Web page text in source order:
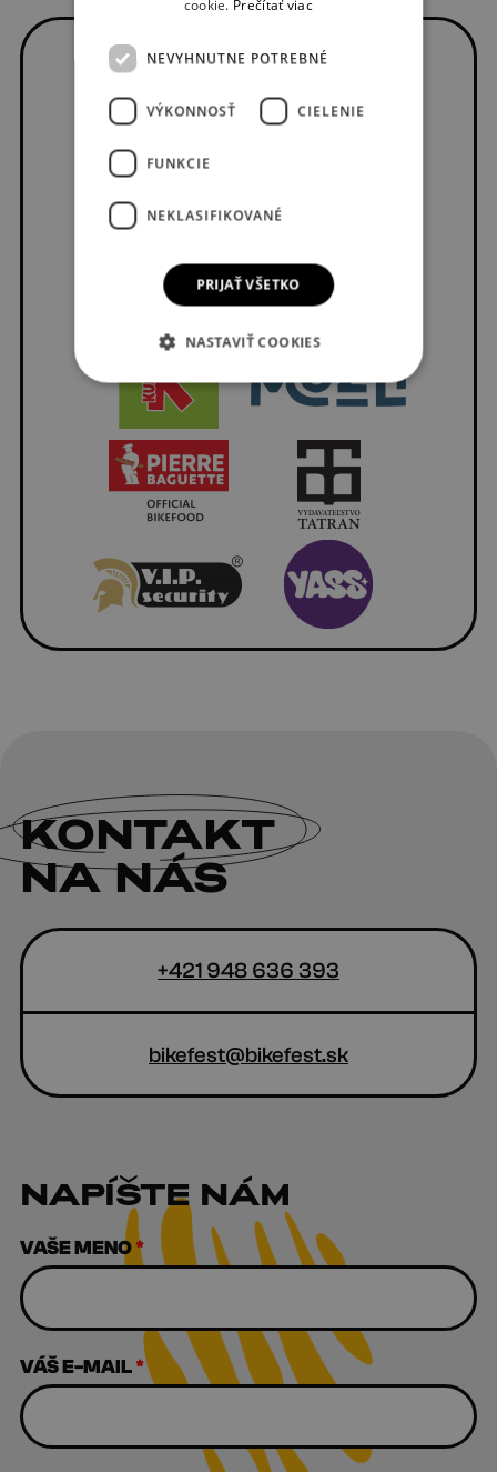
KONTAKT
NA NÁS
+421 948 636 393
bikefest@bikefest.sk
NAPÍŠTE NÁM
VAŠE MENO*
VÁŠ E-MAIL*
cookie. Prečítať viac
NEVYHNUTNE POTREBNÉ
VÝKONNOSŤ CIELENIE
FUNKCIE
NEKLASIFIKOVANÉ
PRIJAŤ VŠETKO
NASTAVIŤ COOKIES